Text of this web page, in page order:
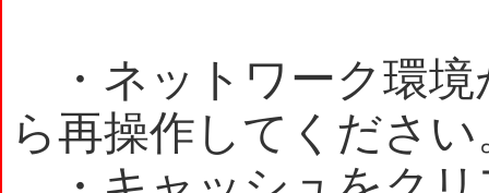
・ネットワーク環境
ら再操作してください